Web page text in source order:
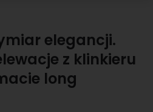
elegancji.
z klinkieru
long